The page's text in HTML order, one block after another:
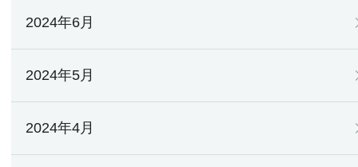
2024年6月
2024年5月
2024年4月